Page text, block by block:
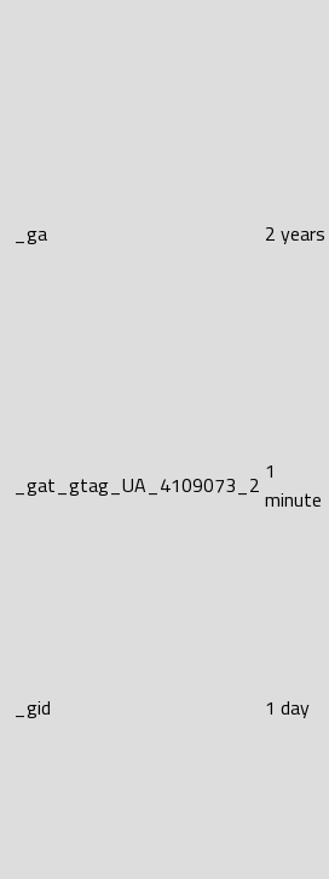
_ga 2 years
_gat_gtag_UA_4109073_2 1
minute
_gid 1 day